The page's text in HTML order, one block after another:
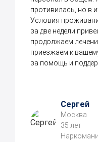
противилась, но в
Условия
за две недели
продолжаем
приезжаем к
за помощь и
Сергей
Москва
35 лет